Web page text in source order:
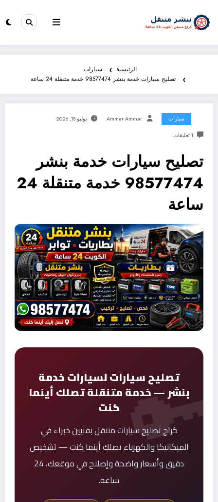
الرئيسية
سيارات
تصليح سيارات خدمة بنشر 98577474 خدمة متنقلة 24 ساعة
سيارات Ammar Ammar يوليو 15, 2026
1 تعليقات
تصليح سيارات خدمة بنشر
98577474 خدمة متنقلة 24
ساعة
تصليح سيارات لسيارات خدمة
بنشر — خدمة متنقلة تصلك أينما
كنت
كراج تصليح سيارات متنقل بفنيين خبراء في
الميكانيكا والكهرباء يصلك أينما كنت — تشخيص
دقيق وأسعار واضحة وإصلاح في موقعك، 24
ساعة.